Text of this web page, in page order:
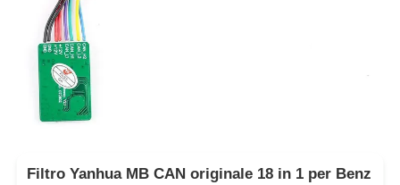
Filtro Yanhua MB CAN originale 18 in 1 per Benz